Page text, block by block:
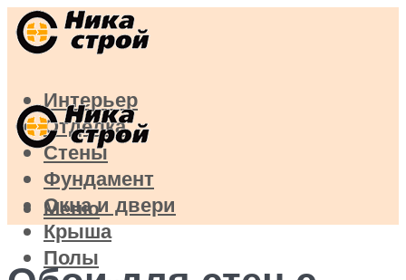
Интерьер
Отделка
Стены
Фундамент
Окна и двери
Крыша
Полы
Меню